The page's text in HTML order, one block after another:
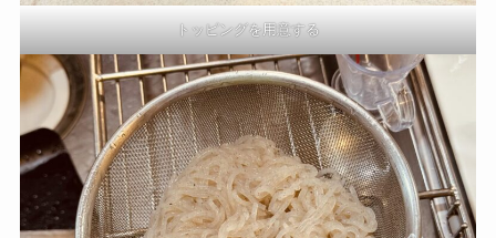
トッピングを用意する